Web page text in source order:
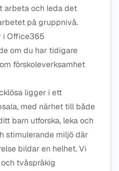
arbeta och leda det
på gruppnivå.
i Office365
om du har tidigare
förskoleverksamhet
ligger i ett
med närhet till både
barn utforska, leka och
stimulerande miljö där
bildar en helhet. Vi
tvåspråkig